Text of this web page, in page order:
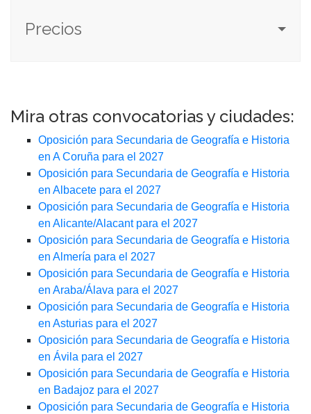
Precios
Mira otras convocatorias y ciudades:
Oposición para Secundaria de Geografía e Historia
en A Coruña para el 2027
Oposición para Secundaria de Geografía e Historia
en Albacete para el 2027
Oposición para Secundaria de Geografía e Historia
en Alicante/Alacant para el 2027
Oposición para Secundaria de Geografía e Historia
en Almería para el 2027
Oposición para Secundaria de Geografía e Historia
en Araba/Álava para el 2027
Oposición para Secundaria de Geografía e Historia
en Asturias para el 2027
Oposición para Secundaria de Geografía e Historia
en Ávila para el 2027
Oposición para Secundaria de Geografía e Historia
en Badajoz para el 2027
Oposición para Secundaria de Geografía e Historia